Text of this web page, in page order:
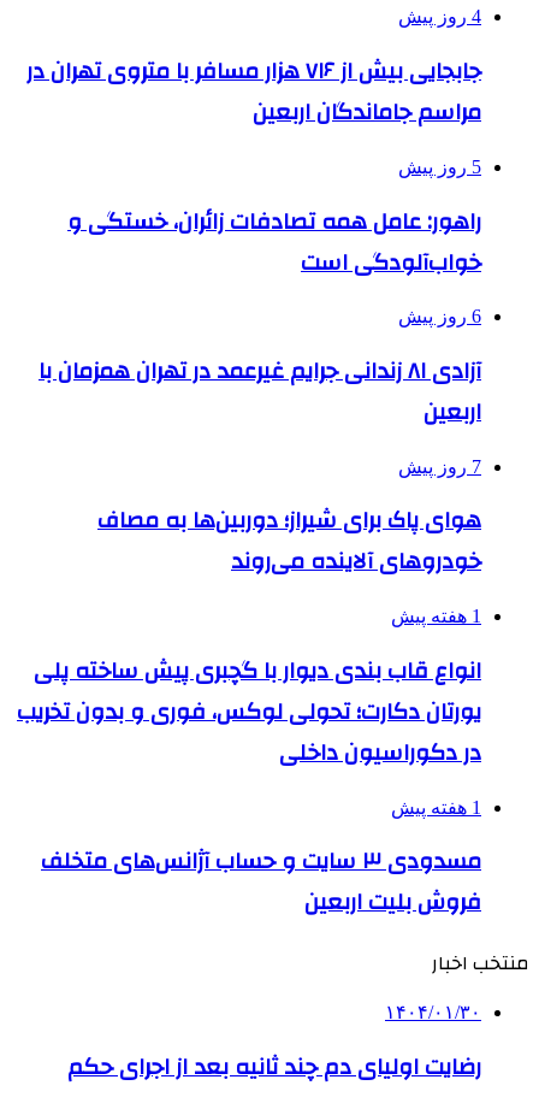
4 روز پیش
جابجایی بیش از ۷۱۶ هزار مسافر با متروی تهران در
مراسم جاماندگان اربعین
5 روز پیش
راهور: عامل همه تصادفات زائران، خستگی و
خواب‌آلودگی است
6 روز پیش
آزادی ۸۱ زندانی جرایم غیرعمد در تهران همزمان با
اربعین
7 روز پیش
هوای پاک برای شیراز؛ دوربین‌ها به مصاف
خودروهای آلاینده می‌روند
1 هفته پیش
انواع قاب بندی دیوار با گچبری پیش ساخته پلی
یورتان دکارت؛ تحولی لوکس، فوری و بدون تخریب
در دکوراسیون داخلی
1 هفته پیش
مسدودی ۳ سایت و حساب آژانس‌های متخلف
فروش بلیت اربعین
منتخب اخبار
۱۴۰۴/۰۱/۳۰
رضایت اولیای دم چند ثانیه بعد از اجرای حکم